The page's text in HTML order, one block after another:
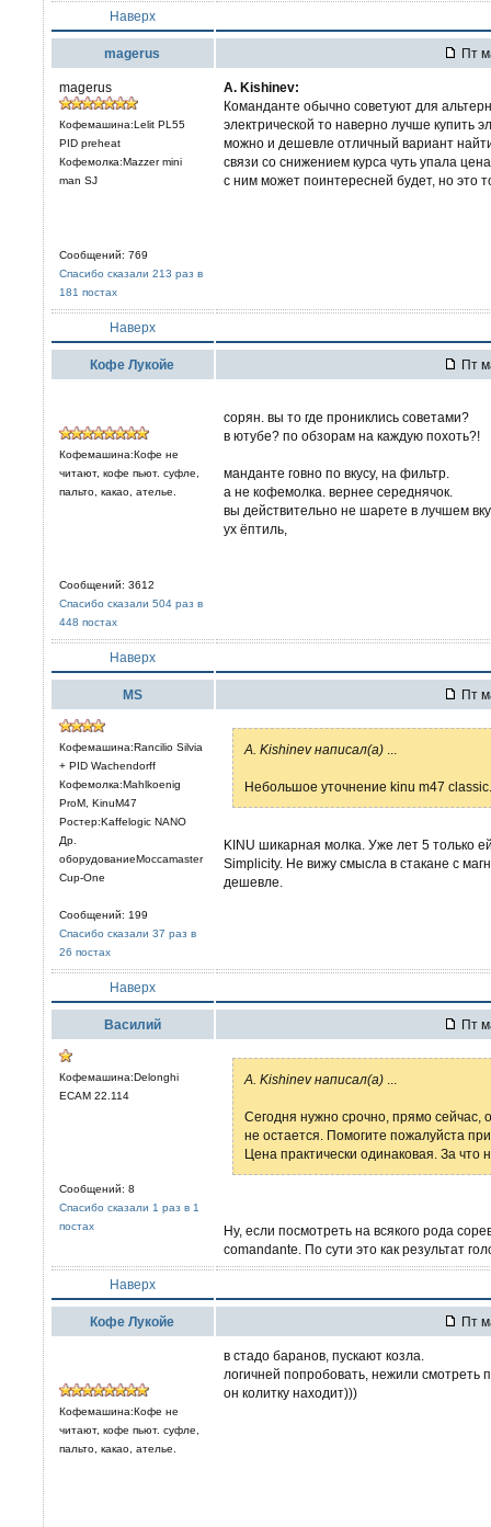
Наверх
magerus Пт
magerus
Кофемашина:Lelit PL55
PID preheat
Кофемолка:Mazzer mini
man SJ
Сообщений: 769
Спасибо сказали 213 раз в
181 постах
А. Kishinev:
Команданте обычно советуют для
электрической то наверно лучше купить
можно и дешевле отличный вариант
связи со снижением курса чуть упала
с ним может поинтересней будет, но это
Наверх
Кофе Лукойе Пт
Кофемашина:Кофе не
читают, кофе пьют. суфле,
пальто, какао, ателье.
Сообщений: 3612
Спасибо сказали 504 раз в
448 постах
сорян. вы то где прониклись советами?
в ютубе? по обзорам на каждую похоть?!
манданте говно по вкусу, на фильтр.
а не кофемолка. вернее середнячок.
вы действительно не шарете в лучшем
ух ёптиль,
Наверх
MS Пт
Кофемашина:Rancilio Silvia
+ PID Wachendorff
Кофемолка:Mahlkoenig
ProM, KinuM47
Ростер:Kaffelogic NANO
Др.
оборудованиеMoccamaster
Cup-One
Сообщений: 199
Спасибо сказали 37 раз в
26 постах
А. Kishinev написал(а)
Небольшое уточнение kinu m47 classic.
KINU шикарная молка. Уже лет 5 только
Simplicity. Не вижу смысла в стакане с
дешевле.
Наверх
Вaсилий Пт
Кофемашина:Delonghi
ECAM 22.114
Сообщений: 8
Спасибо сказали 1 раз в 1
постах
А. Kishinev написал(а)
Сегодня нужно срочно, прямо сейчас,
не остается. Помогите пожалуйста
Цена практически одинаковая. За
Ну, если посмотреть на всякого рода
comandante. По сути это как результат
Наверх
Кофе Лукойе Пт
Кофемашина:Кофе не
читают, кофе пьют. суфле,
пальто, какао, ателье.
в стадо баранов, пускают козла.
логичней попробовать, нежили смотреть
он колитку находит)))